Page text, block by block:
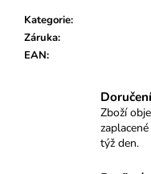
Kategorie:
Záruka:
EAN:
Zboží
týž den.
NA
ZAPALOVACÍ
SVÍČKY
12TI